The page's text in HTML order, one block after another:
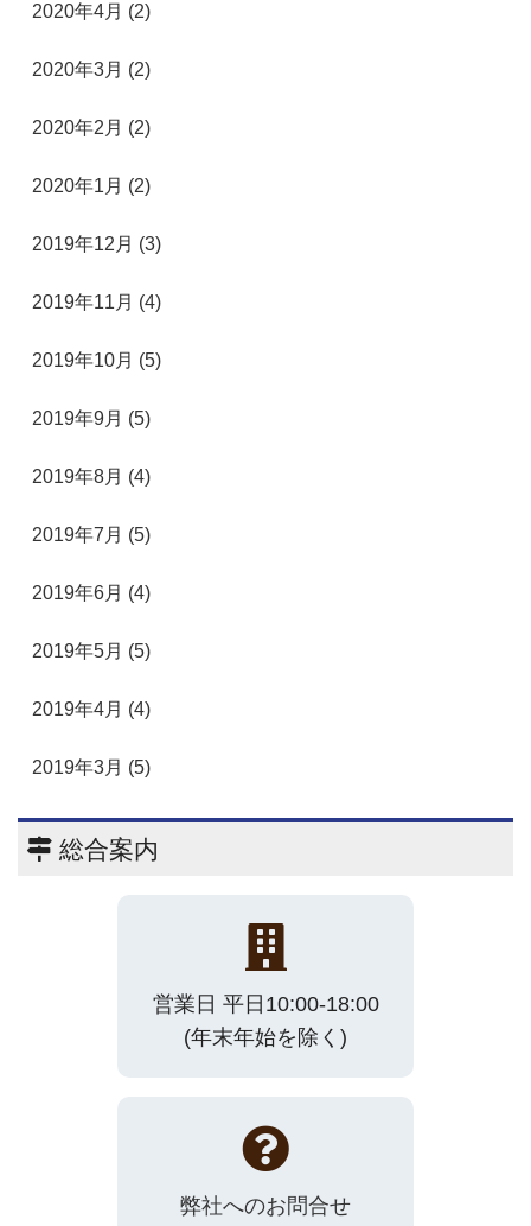
2020年4月 (2)
2020年3月 (2)
2020年2月 (2)
2020年1月 (2)
2019年12月 (3)
2019年11月 (4)
2019年10月 (5)
2019年9月 (5)
2019年8月 (4)
2019年7月 (5)
2019年6月 (4)
2019年5月 (5)
2019年4月 (4)
2019年3月 (5)
総合案内
営業日 平日10:00-18:00
(年末年始を除く)
弊社へのお問合せ